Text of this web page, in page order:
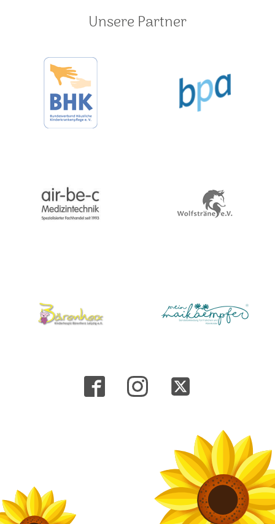
Unsere Partner